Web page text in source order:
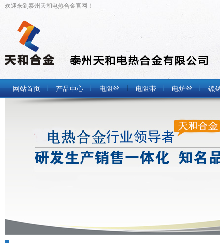
欢迎来到泰州天和电热合金官网！
网站首页 产品中心 电阻丝 电阻带 电炉丝 镍